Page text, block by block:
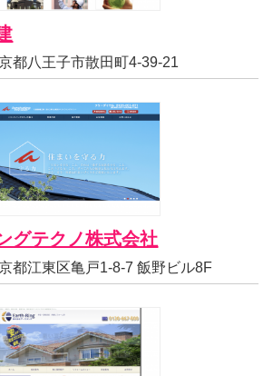
都八王子市散田町4-39-21
グテクノ株式会社
都江東区亀戸1-8-7 飯野ビル8F